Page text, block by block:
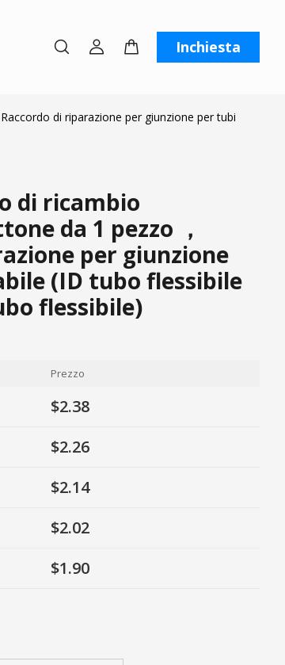
Contattaci Inchiesta
di riparazione per giunzione per tubi
di ricambio
da 1 pezzo ，
per giunzione
(ID tubo flessibile
flessibile)
Prezzo
$2.38
$2.26
$2.14
$2.02
$1.90